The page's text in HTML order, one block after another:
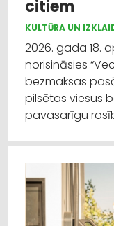
citiem
KULTŪRA UN
2026. gada 18.
norisināsies
bezmaksas
pilsētas viesus
pavasarīgu